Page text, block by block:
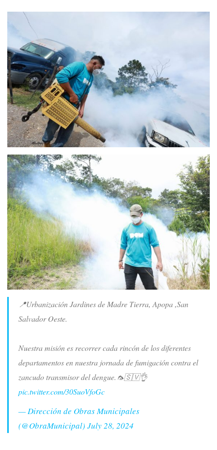
📍Urbanización Jardines de Madre Tierra, Apopa ,San
Salvador Oeste.
Nuestra misión es recorrer cada rincón de los diferentes
departamentos en nuestra jornada de fumigación contra el
zancudo transmisor del dengue.🦟🇸🇻👌
pic.twitter.com/30SuoVfoGc
— Dirección de Obras Municipales
(@ObraMunicipal) July 28, 2024